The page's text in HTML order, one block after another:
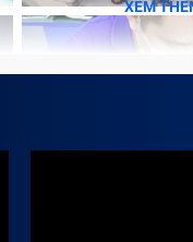
chèn ép dễ
có nên thay vỏ
không đủ tiêu
XEM